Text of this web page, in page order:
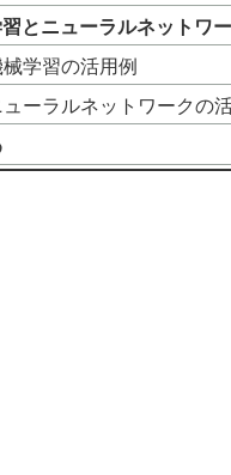
とニューラルネットワ
学習の活用例
ーラルネットワークの